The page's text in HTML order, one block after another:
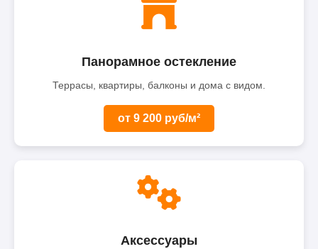
Панорамное остекление
Террасы, квартиры, балконы и дома с видом.
от 9 200 руб/м²
Аксессуары